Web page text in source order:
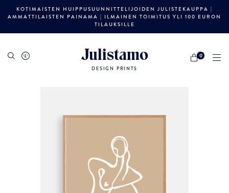
KOTIMAISTEN HUIPPUSUUNNITTELIJOIDEN JULISTEKAUPPA |
AMMATTILAISTEN PAINAMA | ILMAINEN TOIMITUS YLI 100 EURON
TILAUKSILLE
Julistamo
DESIGN PRINTS
0